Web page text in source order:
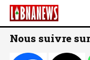
Nous suivre sur